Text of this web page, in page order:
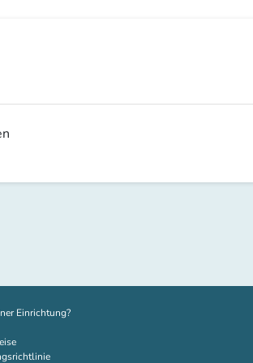
Einrichtung?(new tab)